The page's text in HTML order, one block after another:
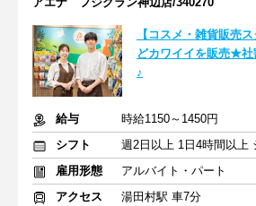
【コスメ・雑貨販売
どカワイイを販売★
♪
給与
時給1150～1450円
シフト
雇用形態
アルバイト・パート
アクセス
湯田村駅 車7分